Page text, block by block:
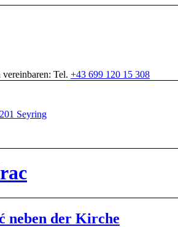
Tel. +43 699 120 15 308
neben der Kirche